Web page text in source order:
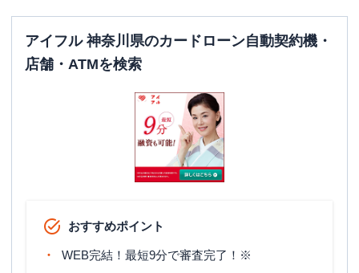
アイフル 神奈川県のカードローン自動契約機・
店舗・ATMを検索
おすすめポイント
WEB完結！最短9分で審査完了！※